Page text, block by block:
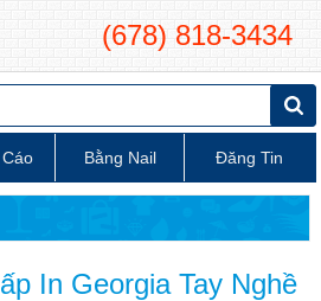
(678) 818-3434
Bằng Nail Đăng Tin
In Georgia Tay Nghề